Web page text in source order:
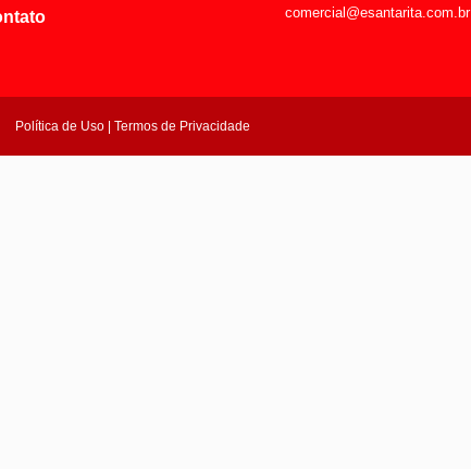
comercial@esantarita.com.br
Política de Uso | Termos de Privacidade